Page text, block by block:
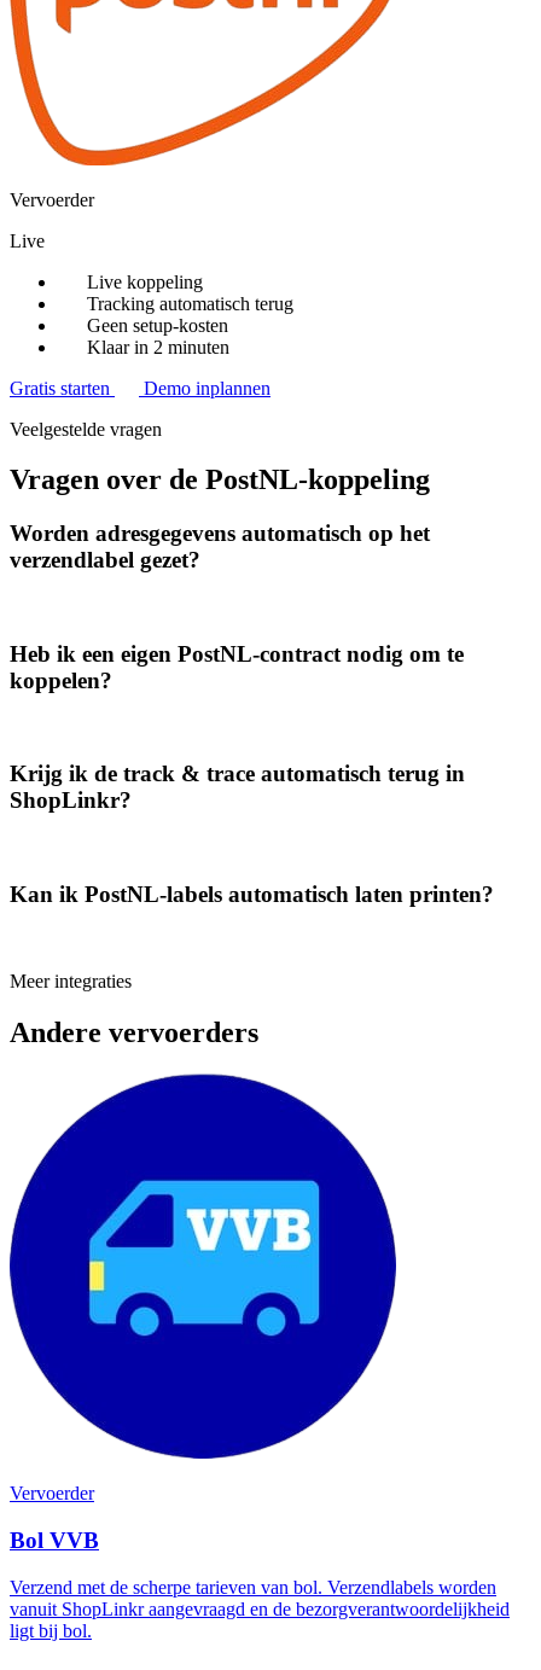
Vervoerder
Live
Live koppeling
Tracking automatisch terug
Geen setup-kosten
Klaar in 2 minuten
Gratis starten
Demo inplannen
Veelgestelde vragen
Vragen over de PostNL-koppeling
Worden adresgegevens automatisch op het
verzendlabel gezet?
Heb ik een eigen PostNL-contract nodig om te
koppelen?
Krijg ik de track & trace automatisch terug in
ShopLinkr?
Kan ik PostNL-labels automatisch laten printen?
Meer integraties
Andere vervoerders
Vervoerder
Bol VVB
Verzend met de scherpe tarieven van bol. Verzendlabels worden
vanuit ShopLinkr aangevraagd en de bezorgverantwoordelijkheid
ligt bij bol.